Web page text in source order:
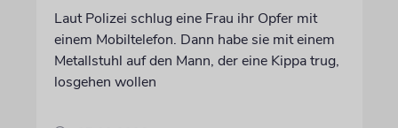
Laut Polizei schlug eine Frau ihr Opfer mit
einem Mobiltelefon. Dann habe sie mit einem
Metallstuhl auf den Mann, der eine Kippa trug,
losgehen wollen